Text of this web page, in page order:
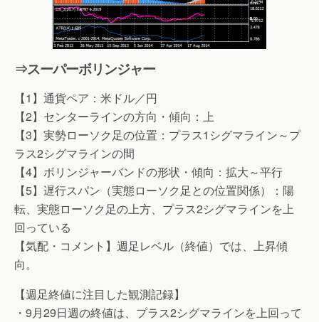
⇒スーパーボリンジャー
【1】通貨ペア：米ドル／円
【2】センターラインの方向・傾向：上
【3】実勢ローソク足の位置：プラス1シグマライン～プ
ラス2シグマラインの間
【4】ボリンジャーバンドの形状・傾向：拡大～平行
【5】遅行スパン（実態ローソク足との位置関係）：陽
転、実態ローソク足の上方、プラス2シグマラインを上
回っている
【気配・コメント】週足レベル（終値）では、上昇傾
向。
【週足終値に注目した観測記録】
・9月29日週の終値は、プラス2シグマラインを上回って